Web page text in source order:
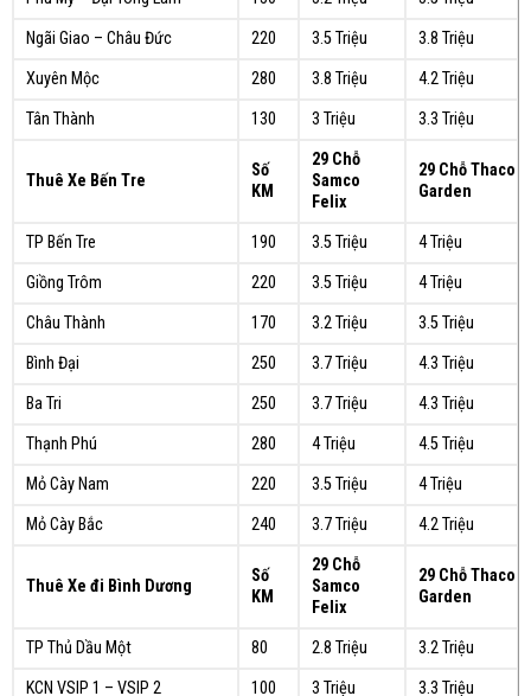
Ngãi Giao – Châu Đức
220 3.5 Triệu
3.8 Triệu
Xuyên Mộc
280 3.8 Triệu
4.2 Triệu
Tân Thành
130 3 Triệu 3.3 Triệu
Thuê Xe Bến Tre
Số
KM
29 Chỗ
Samco
Felix
29 Chỗ Thaco
Garden
TP Bến Tre 190 3.5 Triệu
4 Triệu
Giồng Trôm
220 3.5 Triệu
4 Triệu
Châu Thành
170 3.2 Triệu
3.5 Triệu
Bình Đại
250 3.7 Triệu
4.3 Triệu
Ba Tri
250 3.7 Triệu
4.3 Triệu
Thạnh Phú
280 4 Triệu
4.5 Triệu
Mỏ Cày Nam
220 3.5 Triệu
4 Triệu
Mỏ Cày Bắc
240 3.7 Triệu 4.2 Triệu
Thuê Xe đi Bình Dương
Số
KM
29 Chỗ
Samco
Felix
29 Chỗ Thaco
Garden
TP Thủ Dầu Một 80 2.8 Triệu
3.2 Triệu
KCN VSIP 1 – VSIP 2
100 3 Triệu 3.3 Triệu